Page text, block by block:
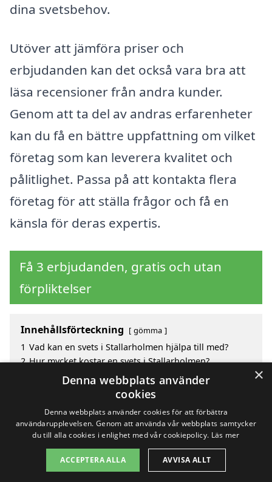
dina svetsbehov.
Utöver att jämföra priser och
erbjudanden kan det också vara bra att
läsa recensioner från andra kunder.
Genom att ta del av andras erfarenheter
kan du få en bättre uppfattning om vilket
företag som kan leverera kvalitet och
pålitlighet. Passa på att kontakta flera
företag för att ställa frågor och få en
känsla för deras expertis.
Få 3 erbjudanden, gratis och utan
förpliktelser
Innehållsförteckning gömma
1 Vad kan en svets i Stallarholmen hjälpa till med?
2 Hur mycket kostar en svets i Stallarholmen?
Fördelar med att välja svets i Stallarholmen
Sök efter en skicklig svets i de omgivande städerna
Copyright 2026 - Pilanto Aps
Om / kontakt Blogg Webbplatskarta Villkor
×
Denna webbplats använder
cookies
Denna webbplats använder cookies för att förbättra
användarupplevelsen. Genom att använda vår webbplats samtycker
du till alla cookies i enlighet med vår cookiepolicy. Läs mer
ACCEPTERA ALLA AVVISA ALLT